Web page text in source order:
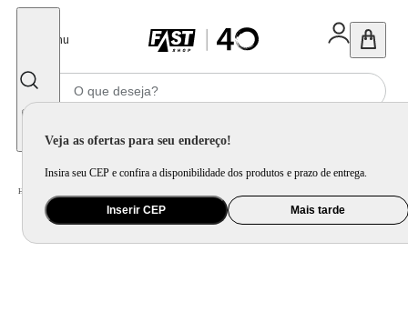
Menu
Veja as ofertas para seu endereço!
Insira seu CEP e confira a disponibilidade dos produtos e prazo de entrega.
Inserir CEP Mais tarde
Home